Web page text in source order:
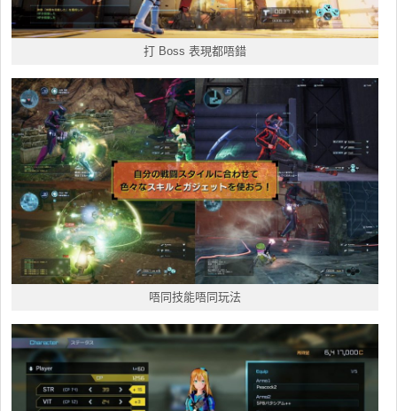
打 Boss 表現都唔錯
唔同技能唔同玩法